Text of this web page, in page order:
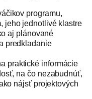
programu,
jeho jednotlivé klastre
aj plánované
predkladanie
praktické informácie
na čo nezabudnúť,
nájsť projektových